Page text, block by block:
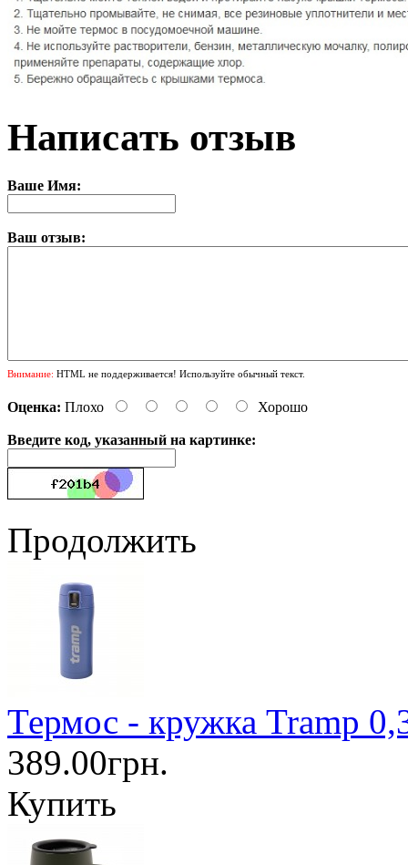
Написать отзыв
Ваше Имя:
Ваш отзыв:
Внимание: HTML не поддерживается! Используйте обычный текст.
Оценка: Плохо Хорошо
Введите код, указанный на картинке:
Продолжить
Термос - кружка Tramp
389.00грн.
Купить